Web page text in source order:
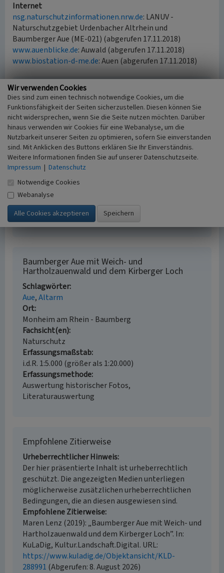
Internet
nsg.naturschutzinformationen.nrw.de: LANUV -
Naturschutzgebiet Urdenbacher Altrhein und
Baumberger Aue (ME-021) (abgerufen 17.11.2018)
www.auenblicke.de: Auwald (abgerufen 17.11.2018)
www.biostation-d-me.de: Auen (abgerufen 17.11.2018)
Literatur
Flinspach, Karlheinz / Rheinischer Verein für
Denkmalpflege und Landschaftsschutz e.V. (Hrsg.)
(1997) Die Urdenbacher Kämpe bei Düsseldorf.
(Rheinische Landschaften, Heft 37.) Neuss.
Straßer, Rudolf / Stadtgeschichtliche Vereinigung
e.V. Leverkusen (Hrsg.) (2005) Ein Strom sucht sein
Bett. Die Veränderungen des Rheinlaufs zwischen
Leverkusen-Wiesdorf und Düsseldorf-Urdenbach in
historischer Zeit. In: Alles im Fluss – Leben und
Arbeiten am Rhein im Mündungsgebiet von Wupper
und Dhünn, Leverkusen.
Baumberger Aue mit Weich- und
Hartholzauenwald und dem Kirberger Loch
Schlagwörter
Aue Altarm
Ort
Monheim am Rhein - Baumberg
Fachsicht(en)
Naturschutz
Erfassungsmaßstab
i.d.R. 1:5.000 (größer als 1:20.000)
Erfassungsmethode
Auswertung historischer Fotos,
Literaturauswertung
Empfohlene Zitierweise
Urheberrechtlicher Hinweis
Der hier präsentierte Inhalt ist urheberrechtlich
geschützt. Die angezeigten Medien unterliegen
möglicherweise zusätzlichen urheberrechtlichen
Bedingungen, die an diesen ausgewiesen sind.
Empfohlene Zitierweise
Maren Lenz (2019): „Baumberger Aue mit Weich- und
Hartholzauenwald und dem Kirberger Loch”. In:
KuLaDig, Kultur.Landschaft.Digital. URL:
https://www.kuladig.de/Objektansicht/KLD-
288991 (Abgerufen: 8. August 2026)
Wir verwenden Cookies
Dies sind zum einen technisch notwendige Cookies, um die
Funktionsfähigkeit der Seiten sicherzustellen. Diesen können Sie
nicht widersprechen, wenn Sie die Seite nutzen möchten. Darüber
hinaus verwenden wir Cookies für eine Webanalyse, um die
Nutzbarkeit unserer Seiten zu optimieren, sofern Sie einverstanden
sind. Mit Anklicken des Buttons erklären Sie Ihr Einverständnis.
Weitere Informationen finden Sie auf unserer Datenschutzseite.
Impressum | Datenschutz
Notwendige Cookies
Webanalyse